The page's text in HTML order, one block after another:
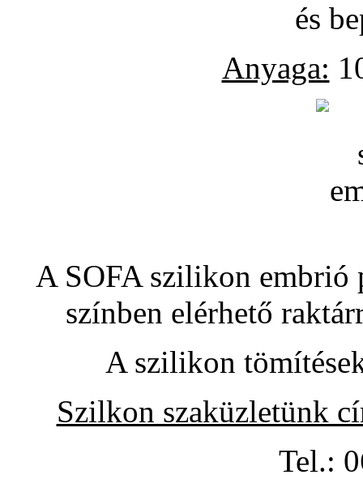
és
Anyaga:
A SOFA szilikon embrió
színben elérhető
A szilikon
Szilkon szaküzletünk
Tel.: